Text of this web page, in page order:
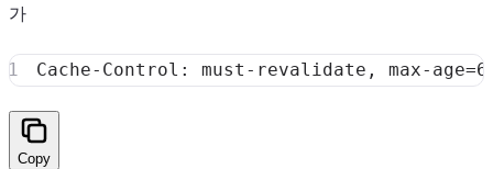
가
Cache-Control: must-revalidate, max-age=
Copy